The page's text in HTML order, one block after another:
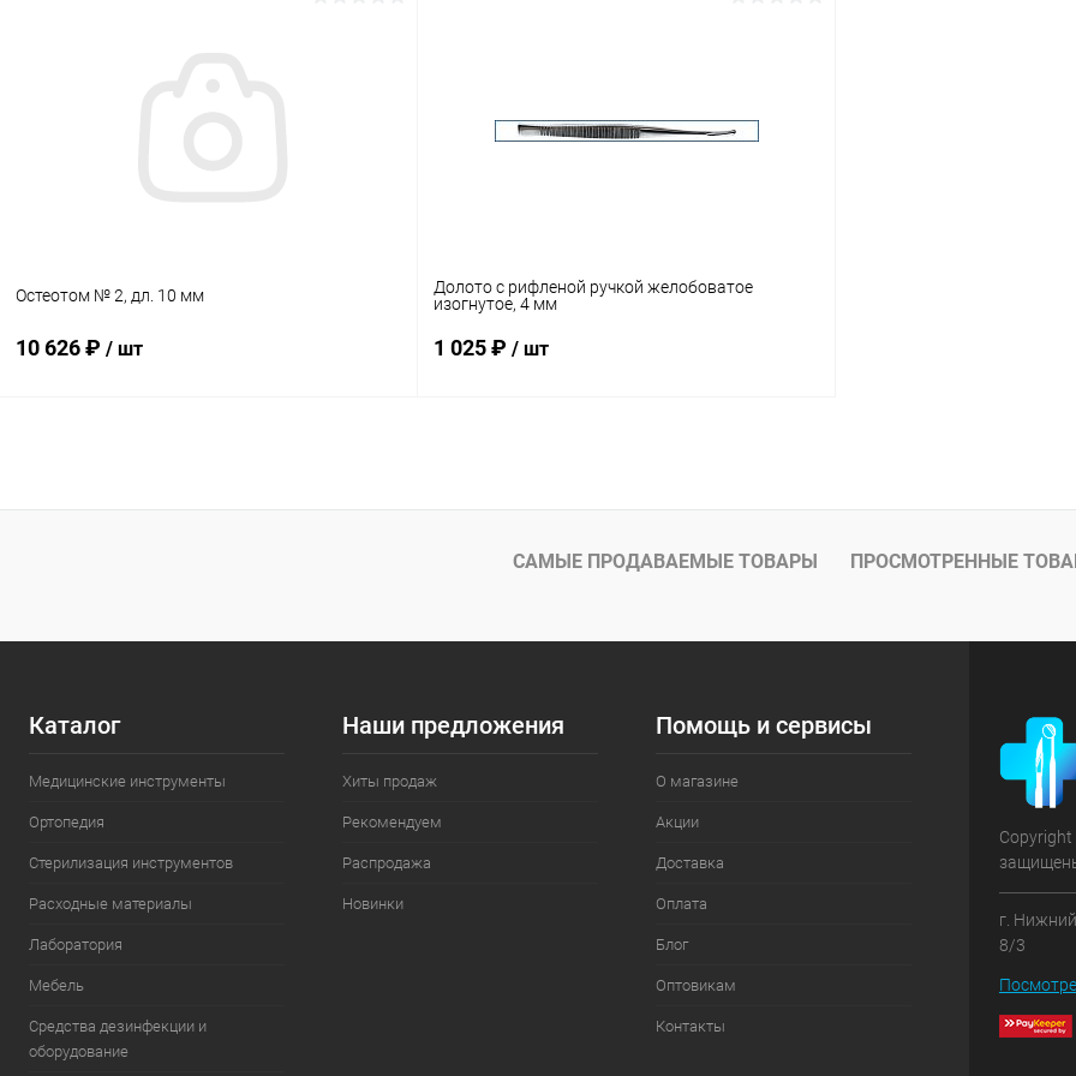
В избранное Под заказ
Остеотом № 2, дл. 10 мм
10 626 ₽ / шт
Купить в 1 клик Сравнение
Долото с рифленой ручкой желобоватое
изогнутое, 4 мм
1 025 ₽ / шт
Купить в 1 клик Сравнение
В избранное Под заказ
САМЫЕ ПРОДАВАЕМЫЕ ТОВАРЫ ПРОСМОТРЕННЫЕ
Каталог
Медицинские инструменты
Ортопедия
Стерилизация инструментов
Расходные материалы
Лаборатория
Мебель
Средства дезинфекции и
оборудование
Наши предложения
Хиты продаж
Рекомендуем
Распродажа
Новинки
Помощь и сервисы
О магазине
Акции
Доставка
Оплата
Блог
Оптовикам
Контакты
г.
8/3